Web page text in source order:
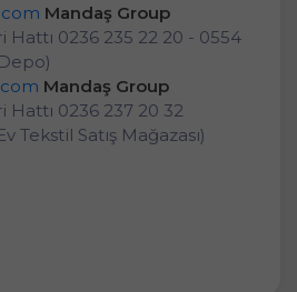
Mandaş Group
0236 235 22 20 - 0554
Mandaş Group
0236 237 20 32
Tekstil Satış Mağazası)